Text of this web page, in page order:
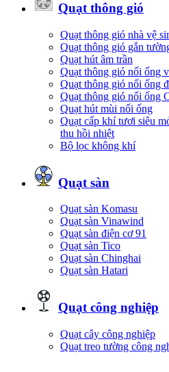
Quạt thông gió
Quạt thông gió nhà vệ
Quạt thông gió gắn
Quạt hút âm trần
Quạt thông gió nối ống
Quạt thông gió nối ống
Quạt thông gió nối ống
Quạt hút mùi nối ống
Quạt cấp khí tươi siêu
thu hồi nhiệt
Bộ lọc không khí
Quạt sàn
Quạt sàn Komasu
Quạt sàn Vinawind
Quạt sàn điện cơ 91
Quạt sàn Tico
Quạt sàn Chinghai
Quạt sàn Hatari
Quạt công nghiệp
Quạt cây công nghiệp
Quạt treo tường công